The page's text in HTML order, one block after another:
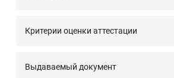
Критерии оценки аттестации
Выдаваемый документ